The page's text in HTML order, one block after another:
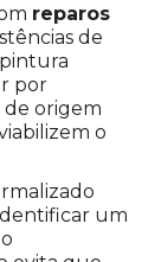
reparos
de
por
de origem
o
um